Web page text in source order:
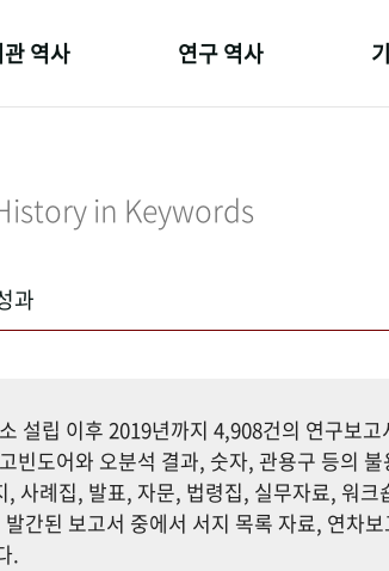
역사
원 사람들
연구 역사
키워드로 보는 연구 역사
in Keywords
과
설립 이후 2019년까지 4,908건의 연구보
빈도어와 오분석 결과, 숫자, 관용구 등의
사례집, 발표, 자문, 법령집, 실무자료, 워
간된 보고서 중에서 서지 목록 자료, 연차
.